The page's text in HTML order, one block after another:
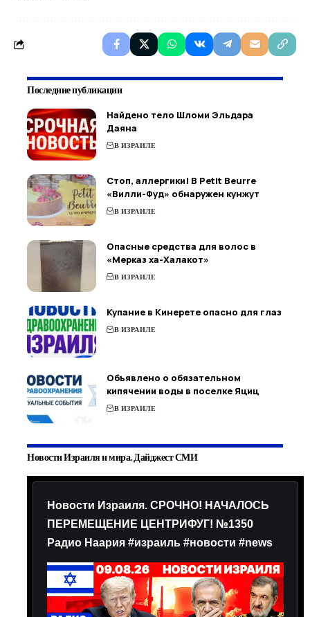
Последние публикации
Найдено тело Шломи Эльдара
Даяна
В ИЗРАИЛЕ
Стоп, аллергики! В Petit Beurre
«Вилли-Фуд» обнаружен кунжут
В ИЗРАИЛЕ
Опасные средства для волос в
«Мерказ ха-Халакот»
В ИЗРАИЛЕ
Купание в Кинерете опасно для глаз
В ИЗРАИЛЕ
Объявлено о обязательном
кипячении воды в поселке Яциц
В ИЗРАИЛЕ
Новости Израиля и мира. Дайджест СМИ